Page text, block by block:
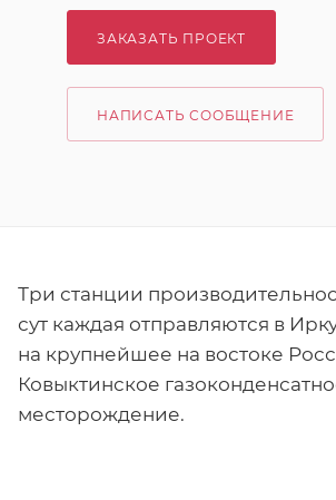
ЗАКАЗАТЬ ПРОЕКТ
НАПИСАТЬ СООБЩЕНИЕ
Три станции
сут каждая отправляются в
на крупнейшее на востоке
Ковыктинское
месторождение.